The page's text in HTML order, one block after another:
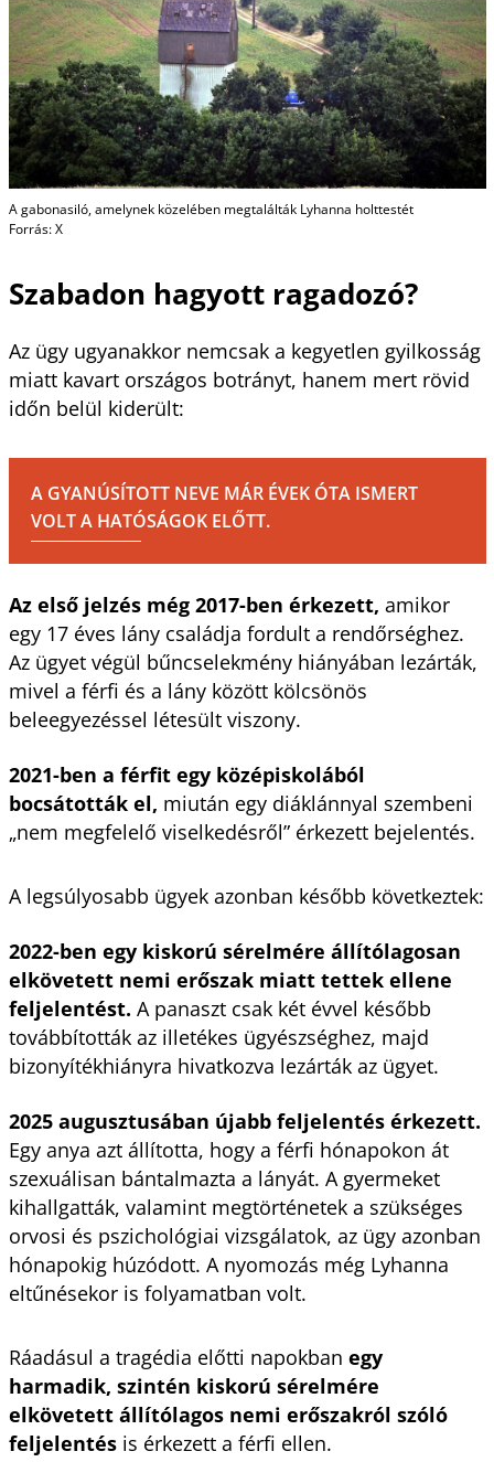
A gabonasiló, amelynek közelében megtalálták Lyhanna holttestét
Forrás: X
Szabadon hagyott ragadozó?
Az ügy ugyanakkor nemcsak a kegyetlen gyilkosság
miatt kavart országos botrányt, hanem mert rövid
időn belül kiderült:
A GYANÚSÍTOTT NEVE MÁR ÉVEK ÓTA ISMERT
VOLT A HATÓSÁGOK ELŐTT.
Az első jelzés még 2017-ben érkezett, amikor
egy 17 éves lány családja fordult a rendőrséghez.
Az ügyet végül bűncselekmény hiányában lezárták,
mivel a férfi és a lány között kölcsönös
beleegyezéssel létesült viszony.
2021-ben a férfit egy középiskolából
bocsátották el, miután egy diáklánnyal szembeni
„nem megfelelő viselkedésről” érkezett bejelentés.
A legsúlyosabb ügyek azonban később következtek:
2022-ben egy kiskorú sérelmére állítólagosan
elkövetett nemi erőszak miatt tettek ellene
feljelentést. A panaszt csak két évvel később
továbbították az illetékes ügyészséghez, majd
bizonyítékhiányra hivatkozva lezárták az ügyet.
2025 augusztusában újabb feljelentés érkezett.
Egy anya azt állította, hogy a férfi hónapokon át
szexuálisan bántalmazta a lányát. A gyermeket
kihallgatták, valamint megtörténetek a szükséges
orvosi és pszichológiai vizsgálatok, az ügy azonban
hónapokig húzódott. A nyomozás még Lyhanna
eltűnésekor is folyamatban volt.
Ráadásul a tragédia előtti napokban egy
harmadik, szintén kiskorú sérelmére
elkövetett állítólagos nemi erőszakról szóló
feljelentésis érkezett a férfi ellen.